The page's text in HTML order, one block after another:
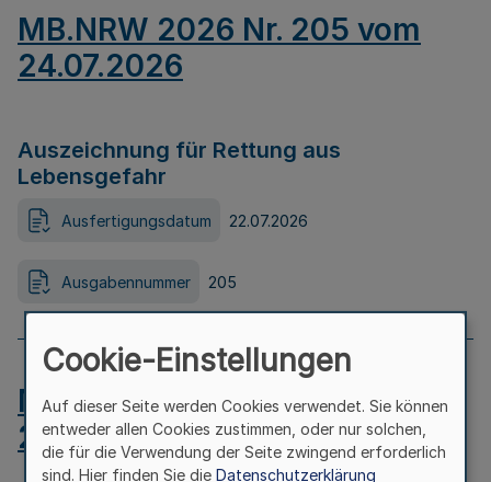
MB.NRW 2026 Nr. 205 vom
24.07.2026
Auszeichnung für Rettung aus
Lebensgefahr
Ausfertigungsdatum 22.07.2026
Ausgabennummer 205
MB.NRW 2026 Nr. 204 vom
24.07.2026
Cookie-Einstellungen
Auf dieser Seite werden Cookies verwendet. Sie können
entweder allen Cookies zustimmen, oder nur solchen,
die für die Verwendung der Seite zwingend erforderlich
sind. Hier finden Sie die Datenschutzerklärung